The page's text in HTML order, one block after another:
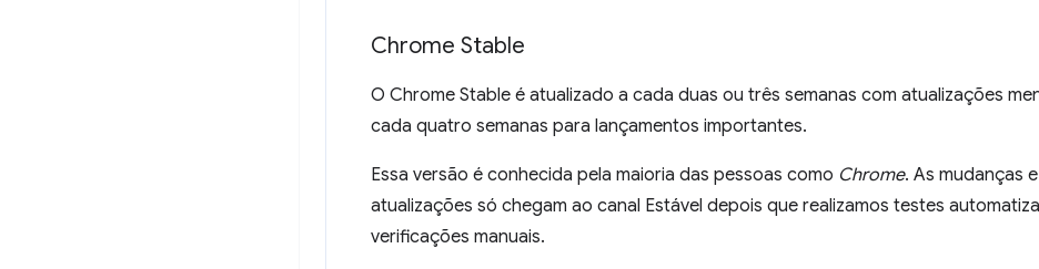
Chrome Stable
O Chrome Stable é atualizado a cada duas ou três semanas com atualizações
cada quatro semanas para lançamentos importantes.
Essa versão é conhecida pela maioria das pessoas como Chrome. As mudanças e
atualizações só chegam ao canal Estável depois que realizamos testes
verificações manuais.